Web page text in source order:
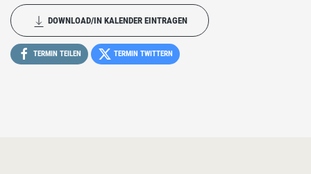
DOWNLOAD/IN KALENDER EINTRAGEN
TERMIN TEILEN TERMIN TWITTERN